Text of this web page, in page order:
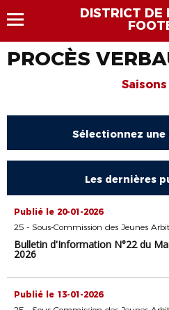
DISTRICT DE
PROCÈS
Saisons
Sélectionnez
Les dernières
Publié le 20-01-2026
25 - Sous-Commission des Jeunes
Bulletin d'Information N°22 du
2026
Publié le 13-01-2026